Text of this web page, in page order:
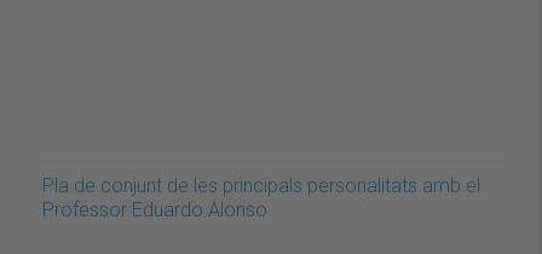
Pla de conjunt de les principals personalitats amb el
Professor Eduardo Alonso